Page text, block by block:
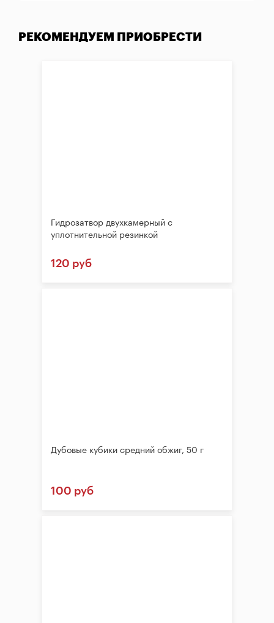
РЕКОМЕНДУЕМ ПРИОБРЕСТИ
Гидрозатвор двухкамерный с
уплотнительной резинкой
120 руб
Дубовые кубики средний обжиг, 50 г
100 руб